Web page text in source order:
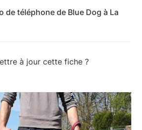
- samedi: 10:00-18:00 -
5.de téléphone de Blue Dog à La
à jour cette fiche ?